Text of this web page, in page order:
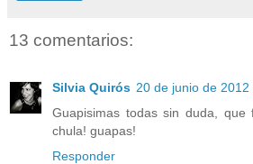
13 comentarios:
Silvia Quirós 20 de junio de 2012
Guapisimas todas sin duda, que
chula! guapas!
Responder